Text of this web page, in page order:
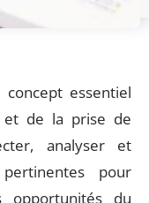
concept essentiel
et de la prise de
analyser et
pour
opportunités du